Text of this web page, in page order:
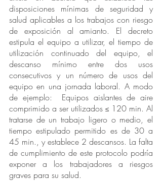
disposiciones mínimas de seguridad y
salud aplicables a los trabajos con riesgo
de exposición al amianto. El decreto
estipula el equipo a utilizar, el tiempo de
utilización continuado del equipo, el
descanso mínimo entre dos usos
consecutivos y un número de usos del
equipo en una jornada laboral. A modo
de ejemplo:  Equipos aislantes de aire
comprimido a ser utilizados ≤ 120 min. Al
tratarse de un trabajo ligero o medio, el
tiempo estipulado permitido es de 30 a
45 min., y establece 2 descansos. La falta
de cumplimiento de este protocolo podría
exponer a los trabajadores a riesgos
graves para su salud.